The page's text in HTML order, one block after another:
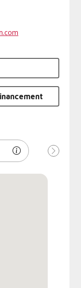
Suivant